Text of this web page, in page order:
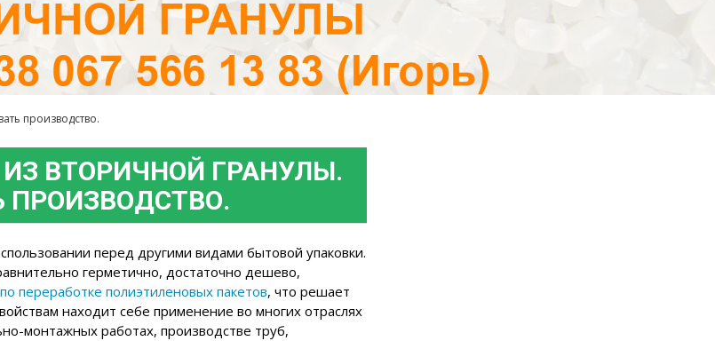
производство.
ВТОРИЧНОЙ ГРАНУЛЫ.
ПРОИЗВОДСТВО.
перед другими видами бытовой упаковки.
герметично, достаточно дешево,
переработке полиэтиленовых пакетов, что решает
находит себе применение во многих отраслях
монтажных работах, производстве труб,